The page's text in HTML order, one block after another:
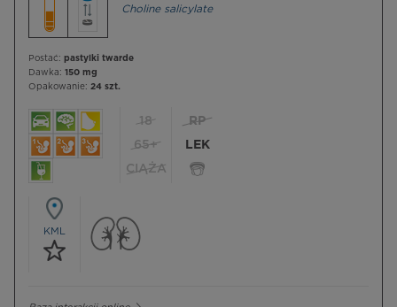
Choline salicylate
Postać: pastylki twarde
Dawka: 150 mg
Opakowanie: 24 szt.
18
65+
CIĄŻA
RP
LEK
KML